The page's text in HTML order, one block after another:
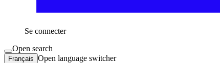
Se connecter
Open search
Français Open language switcher